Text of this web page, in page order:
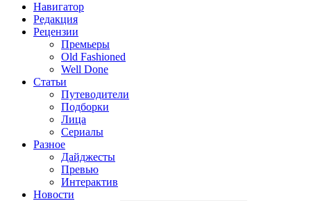
Навигатор
Редакция
Рецензии
Премьеры
Old Fashioned
Well Done
Статьи
Путеводители
Подборки
Лица
Сериалы
Разное
Дайджесты
Превью
Интерактив
Новости